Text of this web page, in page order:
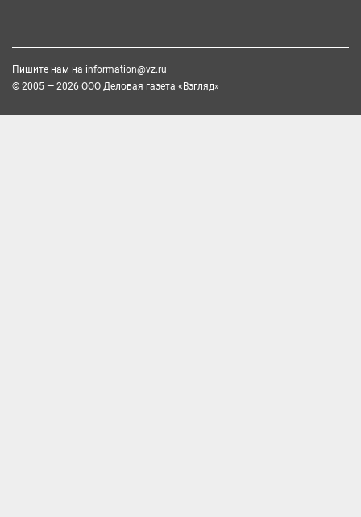
Пишите нам на information@vz.ru
© 2005 — 2026 ООО Деловая газета «Взгляд»